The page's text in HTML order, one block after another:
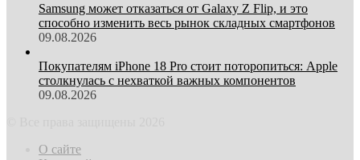
Samsung может отказаться от Galaxy Z Flip, и это
способно изменить весь рынок складных смартфонов
09.08.2026
Покупателям iPhone 18 Pro стоит поторопиться: Apple
столкнулась с нехваткой важных компонентов
09.08.2026
О сайте